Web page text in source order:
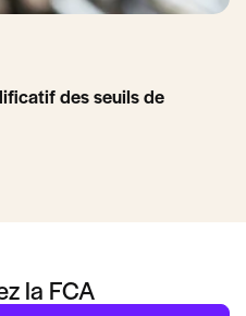
des seuils de
la FCA